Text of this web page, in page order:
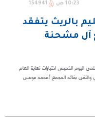
10:23 ص 154941
بالريث يتفقد
آل مشحنة
اليوم الخميس اختبارات نهاية العام
والتقى بقائد المجمع أ.محمد موسى